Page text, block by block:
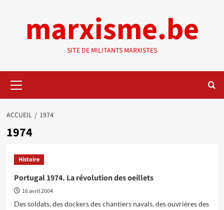
marxisme.be
SITE DE MILITANTS MARXISTES
principal
ACCUEIL 1974
1974
Histoire
Portugal 1974. La révolution des oeillets
16 avril 2004
Des soldats, des dockers des chantiers navals, des ouvrières des